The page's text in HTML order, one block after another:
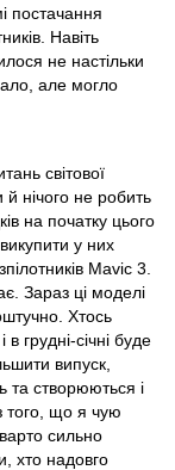
постачання
Навіть
не настільки
але могло
світової
й нічого не робить
на початку цього
у них
Mavic 3.
Зараз ці моделі
Хтось
грудні-січні буде
випуск,
та створюються і
того, що я чую
сильно
хто надовго